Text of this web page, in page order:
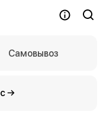
Самовывоз
→